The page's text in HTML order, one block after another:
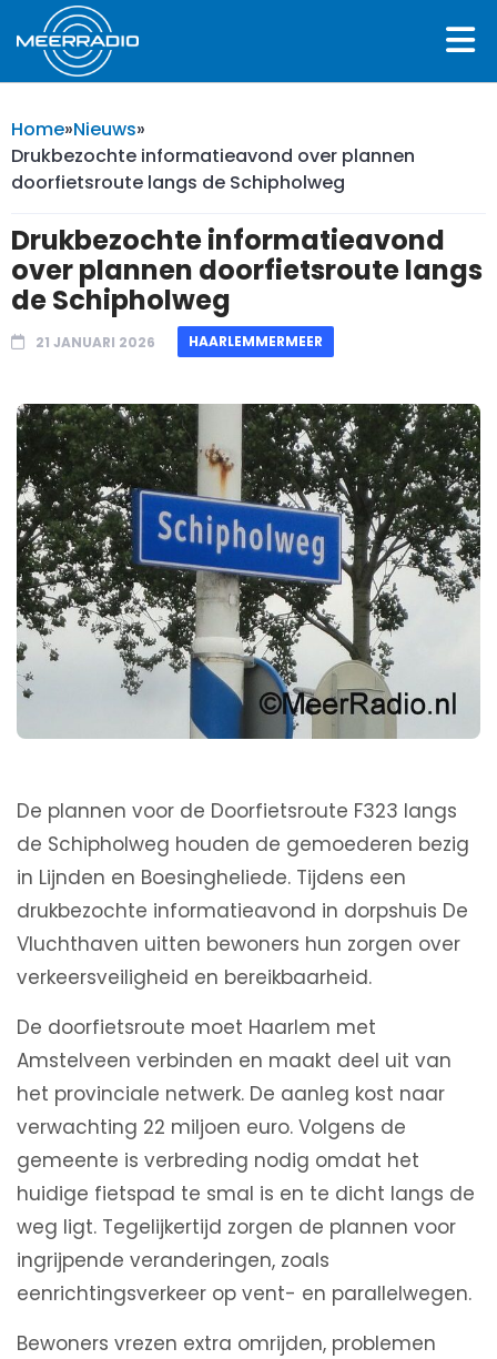
Home»Nieuws»
Drukbezochte informatieavond over plannen
doorfietsroute langs de Schipholweg
Drukbezochte informatieavond
over plannen doorfietsroute langs
de Schipholweg
21 JANUARI 2026 HAARLEMMERMEER
De plannen voor de Doorfietsroute F323 langs
de Schipholweg houden de gemoederen bezig
in Lijnden en Boesingheliede. Tijdens een
drukbezochte informatieavond in dorpshuis De
Vluchthaven uitten bewoners hun zorgen over
verkeersveiligheid en bereikbaarheid.
De doorfietsroute moet Haarlem met
Amstelveen verbinden en maakt deel uit van
het provinciale netwerk. De aanleg kost naar
verwachting 22 miljoen euro. Volgens de
gemeente is verbreding nodig omdat het
huidige fietspad te smal is en te dicht langs de
weg ligt. Tegelijkertijd zorgen de plannen voor
ingrijpende veranderingen, zoals
eenrichtingsverkeer op vent- en parallelwegen.
Bewoners vrezen extra omrijden, problemen